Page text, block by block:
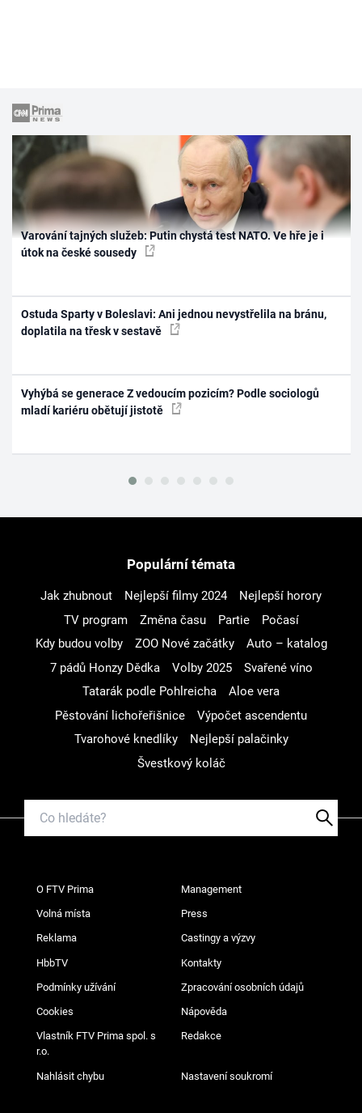
Varování tajných služeb: Putin chystá test NATO. Ve hře je i
útok na české sousedy
Ostuda Sparty v Boleslavi: Ani jednou nevystřelila na bránu,
doplatila na třesk v sestavě
Vyhýbá se generace Z vedoucím pozicím? Podle sociologů
mladí kariéru obětují jistotě
Populární témata
Jak zhubnout Nejlepší filmy 2024
Nejlepší horory
TV program
Změna času Partie
Počasí
Kdy budou volby
ZOO Nové začátky
Auto – katalog
7 pádů Honzy Dědka
Volby 2025
Svařené víno
Tatarák podle Pohlreicha
Aloe vera
Pěstování lichořeřišnice
Výpočet ascendentu
Tvarohové knedlíky
Nejlepší palačinky
Švestkový koláč
O FTV Prima Management
Volná místa Press
Reklama Castingy a výzvy
HbbTV Kontakty
Podmínky užívání Zpracování osobních údajů
Cookies Nápověda
Vlastník FTV Prima spol. s
r.o.
Redakce
Nahlásit chybu Nastavení soukromí